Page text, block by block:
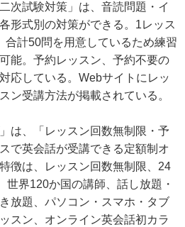
次試験対策」は、音読問題・イ
形式別の対策ができる。1レッス
合計50問を用意しているため練習
能。予約レッスン、予約不要の
応している。Webサイトにレッ
ン受講方法が掲載されている。
は、「レッスン回数無制限・予
で英会話が受講できる定額制オ
徴は、レッスン回数無制限、24
世界120か国の講師、話し放題・
放題、パソコン・スマホ・タブ
スン、オンライン英会話初カラ